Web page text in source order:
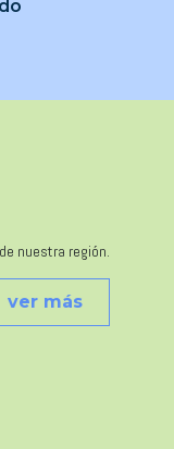
nuestra región.
ver más